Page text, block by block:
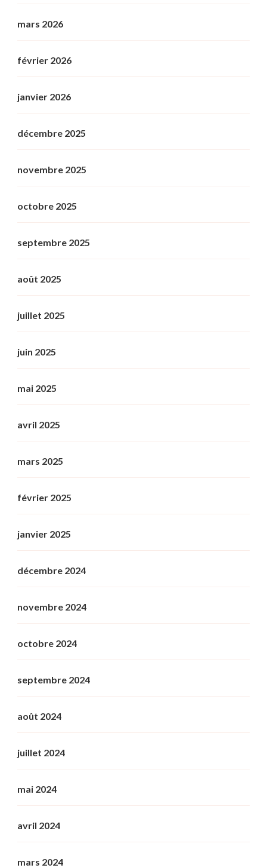
mars 2026
février 2026
janvier 2026
décembre 2025
novembre 2025
octobre 2025
septembre 2025
août 2025
juillet 2025
juin 2025
mai 2025
avril 2025
mars 2025
février 2025
janvier 2025
décembre 2024
novembre 2024
octobre 2024
septembre 2024
août 2024
juillet 2024
mai 2024
avril 2024
mars 2024